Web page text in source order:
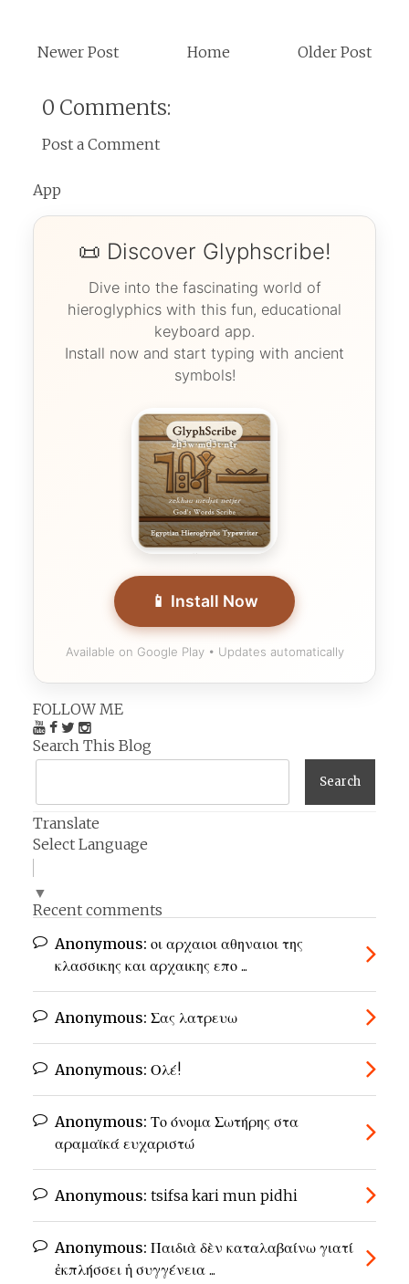
Newer Post Older Post
Home
0 Comments:
Post a Comment
App
📜 Discover Glyphscribe!
Dive into the fascinating world of
hieroglyphics with this fun, educational
keyboard app.
Install now and start typing with ancient
symbols!
📱 Install Now
Available on Google Play • Updates automatically
FOLLOW ME
Search This Blog
Translate
Select Language
▼
Recent comments
Anonymous: οι αρχαιοι αθηναιοι της
κλασσικης και αρχαικης επο ...
Anonymous: Σας λατρευω
Anonymous: Ολέ!
Anonymous: Το όνομα Σωτήρης στα
αραμαϊκά ευχαριστώ
Anonymous: tsifsa kari mun pidhi
Anonymous: Παιδιὰ δὲν καταλαβαίνω γιατί
ἐκπλήσσει ἡ συγγένεια ...